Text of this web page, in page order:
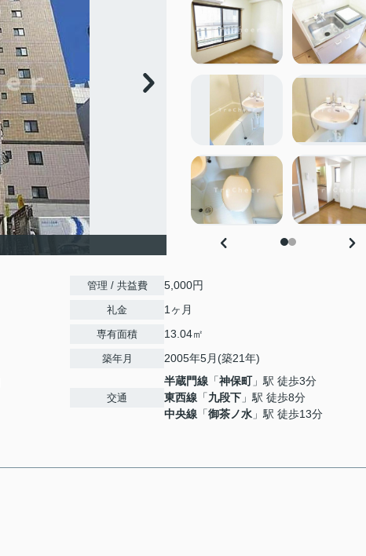
管理 / 共益費 5,000円
礼金 1ヶ月
専有面積 13.04㎡
築年月 2005年5月(築21年)
交通
半蔵門線 「神保町」駅 徒歩3分
東西線 「九段下 」駅 徒歩8分
中央線 「御茶ノ水 」駅 徒歩13分